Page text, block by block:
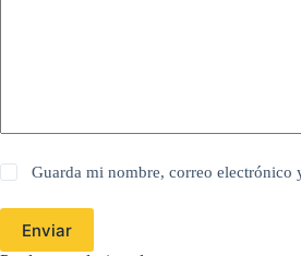
Guarda mi nombre, correo electrónico
Enviar